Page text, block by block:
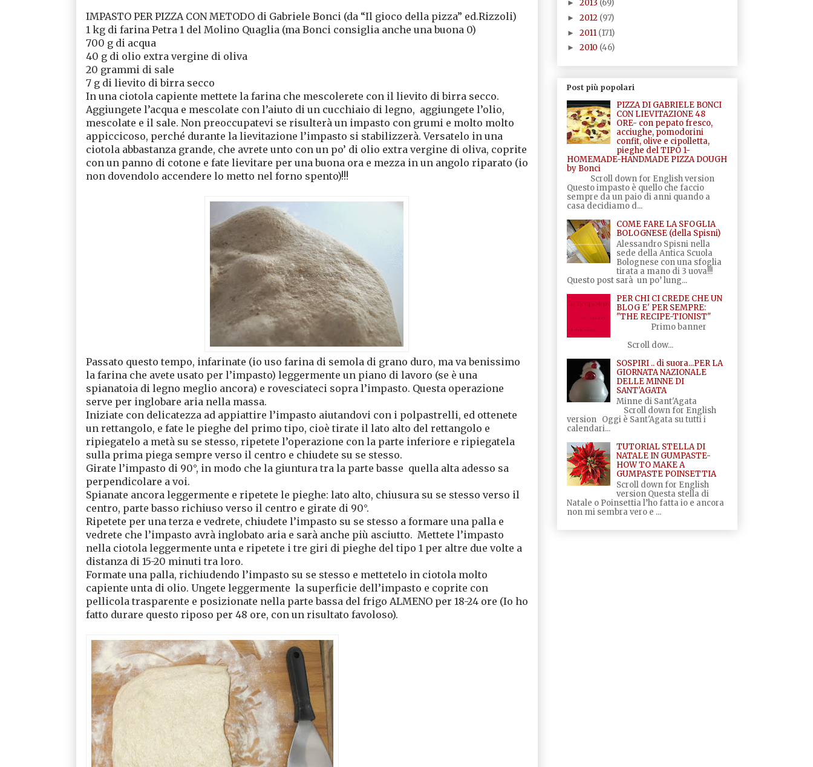
IMPASTO PER PIZZA CON METODO di Gabriele Bonci (da “Il gioco della pizza” ed.Rizzoli)
1 kg di farina Petra 1 del Molino Quaglia (ma Bonci consiglia anche una buona 0)
700 g di acqua
40 g di olio extra vergine di oliva
20 grammi di sale
7 g di lievito di birra secco
In una ciotola capiente mettete la farina che mescolerete con il lievito di birra secco.
Aggiungete l’acqua e mescolate con l’aiuto di un cucchiaio di legno, aggiungete l’olio,
mescolate e il sale. Non preoccupatevi se risulterà un impasto con grumi e molto molto
appiccicoso, perché durante la lievitazione l’impasto si stabilizzerà. Versatelo in una
ciotola abbastanza grande, che avrete unto con un po’ di olio extra vergine di oliva, coprite
con un panno di cotone e fate lievitare per una buona ora e mezza in un angolo riparato (io
non dovendolo accendere lo metto nel forno spento)!!!
Passato questo tempo, infarinate (io uso farina di semola di grano duro, ma va benissimo
la farina che avete usato per l’impasto) leggermente un piano di lavoro (se è una
spianatoia di legno meglio ancora) e rovesciateci sopra l’impasto. Questa operazione
serve per inglobare aria nella massa.
Iniziate con delicatezza ad appiattire l’impasto aiutandovi con i polpastrelli, ed ottenete
un rettangolo, e fate le pieghe del primo tipo, cioè tirate il lato alto del rettangolo e
ripiegatelo a metà su se stesso, ripetete l’operazione con la parte inferiore e ripiegatela
sulla prima piega sempre verso il centro e chiudete su se stesso.
Girate l’impasto di 90°, in modo che la giuntura tra la parte basse quella alta adesso sa
perpendicolare a voi.
Spianate ancora leggermente e ripetete le pieghe: lato alto, chiusura su se stesso verso il
centro, parte basso richiuso verso il centro e girate di 90°.
Ripetete per una terza e vedrete, chiudete l’impasto su se stesso a formare una palla e
vedrete che l’impasto avrà inglobato aria e sarà anche più asciutto. Mettete l’impasto
nella ciotola leggermente unta e ripetete i tre giri di pieghe del tipo 1 per altre due volte a
distanza di 15-20 minuti tra loro.
Formate una palla, richiudendo l’impasto su se stesso e mettetelo in ciotola molto
capiente unta di olio. Ungete leggermente la superficie dell’impasto e coprite con
pellicola trasparente e posizionate nella parte bassa del frigo ALMENO per 18-24 ore (Io ho
fatto durare questo riposo per 48 ore, con un risultato favoloso).
► 2013 (69)
► 2012 (97)
► 2011 (171)
► 2010 (46)
Post più popolari
PIZZA DI GABRIELE BONCI
CON LIEVITAZIONE 48
ORE- con pepato fresco,
acciughe, pomodorini
confit, olive e cipolletta,
pieghe del TIPO 1-
HOMEMADE-HANDMADE PIZZA DOUGH
by Bonci
Scroll down for English version
Questo impasto è quello che faccio
sempre da un paio di anni quando a
casa decidiamo d...
COME FARE LA SFOGLIA
BOLOGNESE (della Spisni)
Alessandro Spisni nella
sede della Antica Scuola
Bolognese con una sfoglia
tirata a mano di 3 uova!!!
Questo post sarà un po’ lung...
PER CHI CI CREDE CHE UN
BLOG E' PER SEMPRE:
"THE RECIPE-TIONIST"
Primo banner
Scroll dow...
SOSPIRI .. di suora...PER LA
GIORNATA NAZIONALE
DELLE MINNE DI
SANT'AGATA
Minne di Sant'Agata
Scroll down for English
version Oggi è Sant'Agata su tutti i
calendari...
TUTORIAL STELLA DI
NATALE IN GUMPASTE-
HOW TO MAKE A
GUMPASTE POINSETTIA
Scroll down for English
version Questa stella di
Natale o Poinsettia l’ho fatta io e ancora
non mi sembra vero e ...